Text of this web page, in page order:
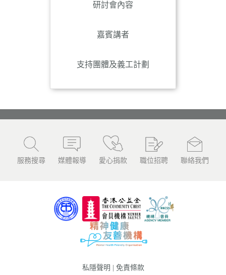
研討會內容
嘉賓講者
支持團體及義工計劃
服務搜尋 媒體報導 愛心捐款 職位招聘 聯絡我們
私隱聲明 免責條款